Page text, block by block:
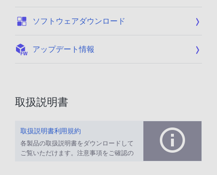
ソフトウェアダウンロード
アップデート情報
取扱説明書
取扱説明書利用規約
各製品の取扱説明書をダウンロードして
ご覧いただけます。注意事項をご確認の